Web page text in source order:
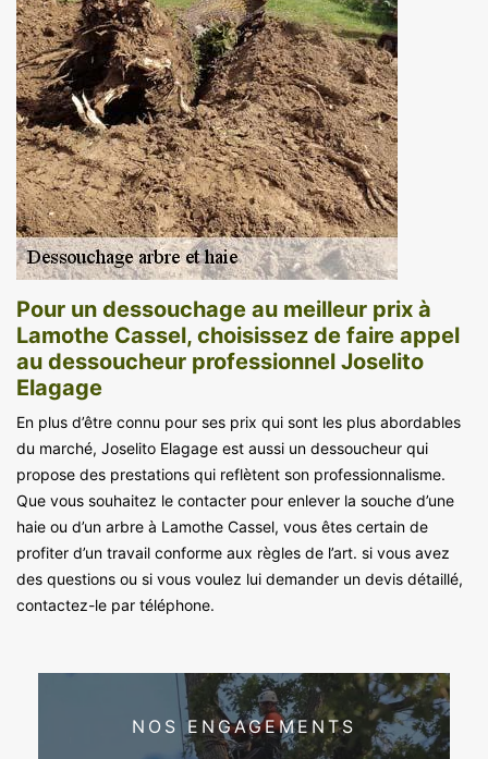
Pour un dessouchage au meilleur prix à
Lamothe Cassel, choisissez de faire appel
au dessoucheur professionnel Joselito
Elagage
En plus d’être connu pour ses prix qui sont les plus abordables
du marché, Joselito Elagage est aussi un dessoucheur qui
propose des prestations qui reflètent son professionnalisme.
Que vous souhaitez le contacter pour enlever la souche d’une
haie ou d’un arbre à Lamothe Cassel, vous êtes certain de
profiter d’un travail conforme aux règles de l’art. si vous avez
des questions ou si vous voulez lui demander un devis détaillé,
contactez-le par téléphone.
NOS ENGAGEMENTS